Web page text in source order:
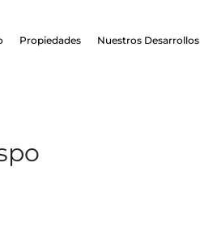
Propiedades Nuestros Desarrollos